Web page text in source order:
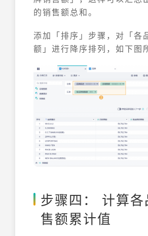
的销售额总和。
添加「排序」步骤，对「各
额」进行降序排列，如下图
步骤四： 计算各
售额累计值